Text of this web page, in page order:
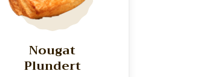
Nougat
Plundert